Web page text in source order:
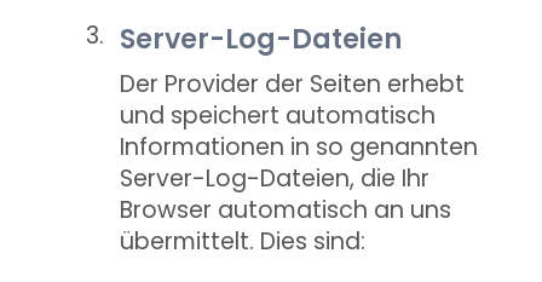
Server-Log-Dateien
Der Provider der Seiten erhebt
und speichert automatisch
Informationen in so genannten
Server-Log-Dateien, die Ihr
Browser automatisch an uns
übermittelt. Dies sind: